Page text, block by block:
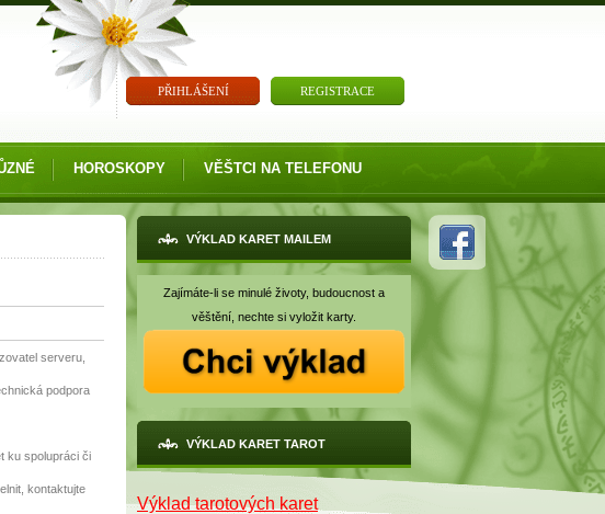
PŘIHLÁŠENÍ REGISTRACE
HOROSKOPY VĚŠTCI NA TELEFONU
serveru,
podpora
ku spolupráci či
kontaktujte
VÝKLAD KARET MAILEM
Zajímáte-li se minulé životy, budoucnost a
věštění, nechte si vyložit karty.
VÝKLAD KARET TAROT
Výklad tarotových karet